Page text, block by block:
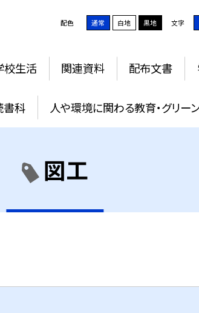
配色 通常 白地 黒地 文字
校生活 関連資料 配布文書
書科 人や環境に関わる教育・グリー
図工